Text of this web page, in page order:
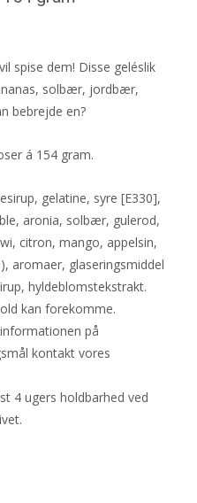
spise dem! Disse geléslik
solbær, jordbær,
bebrejde en?
á 154 gram.
gelatine, syre [E330],
aronia, solbær, gulerod,
citron, mango, appelsin,
aromaer, glaseringsmiddel
hyldeblomstekstrakt.
kan forekomme.
på
kontakt vores
4 ugers holdbarhed ved